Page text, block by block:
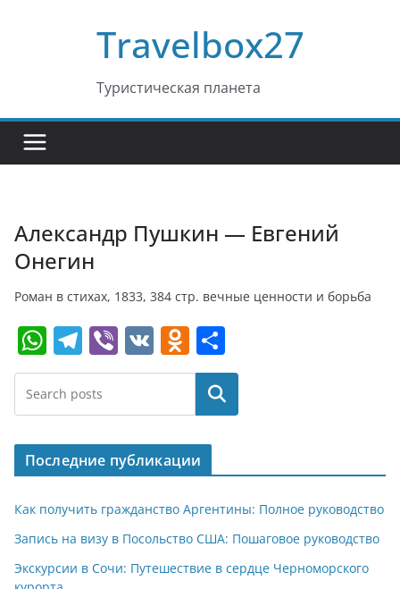
Travelbox27
Туристическая планета
Александр Пушкин — Евгений
Онегин
Роман в стихах, 1833, 384 стр. вечные ценности и борьба
W
h
at
s
A
p
p
T
el
e
gr
a
m
Vi
b
V
K
O
d
o
kl
a
ss
ni
ki
т
п
р
в
и
т
ь
Поиск
Последние публикации
Как получить гражданство Аргентины: Полное руководство
Запись на визу в Посольство США: Пошаговое руководство
Экскурсии в Сочи: Путешествие в сердце Черноморского